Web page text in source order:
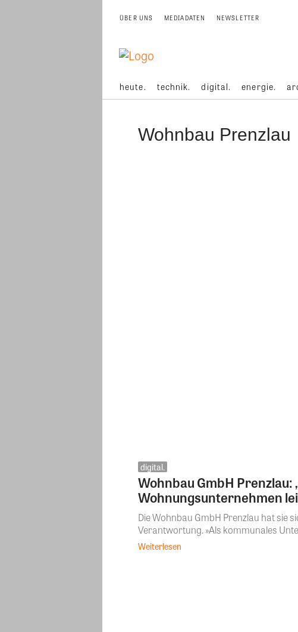
ÜBER UNS MEDIADATEN NEWSLETTER
heute. technik. digital. energie.
Wohnbau Prenzlau
digital.
Wohnbau GmbH
Wohnungsunternehmen
Die Wohnbau GmbH Prenzlau hat sie
Verantwortung. »Als kommunales
Weiterlesen